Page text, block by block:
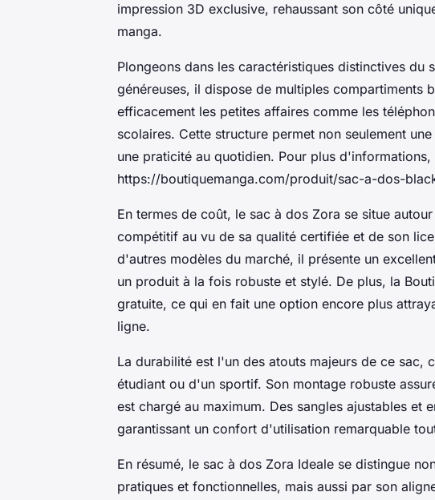
impression 3D exclusive, rehaussant son côté
manga.
Plongeons dans les caractéristiques distinctives du
généreuses, il dispose de multiples compartiments
efficacement les petites affaires comme les
scolaires. Cette structure permet non seulement
une praticité au quotidien. Pour plus
https://boutiquemanga.com/produit/sac-a-dos-
En termes de coût, le sac à dos Zora se situe
compétitif au vu de sa qualité certifiée et de son
d'autres modèles du marché, il présente un
un produit à la fois robuste et stylé. De plus, la
gratuite, ce qui en fait une option encore plus
ligne.
La durabilité est l'un des atouts majeurs de ce sac,
étudiant ou d'un sportif. Son montage robuste
est chargé au maximum. Des sangles ajustables et
garantissant un confort d'utilisation remarquable
En résumé, le sac à dos Zora Ideale se distingue
pratiques et fonctionnelles, mais aussi par son